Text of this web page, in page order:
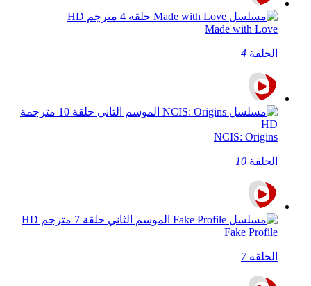
Made with Love
الحلقة 4
NCIS: Origins
الحلقة 10
Fake Profile
الحلقة7